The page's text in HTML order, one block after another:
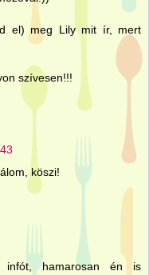
el) meg Lily mit ír, mert
szívesen!!!
köszi!
hamarosan én is